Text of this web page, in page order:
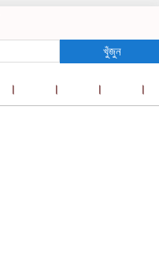
খুঁজুন